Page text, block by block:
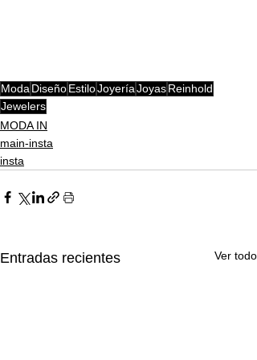
Moda DiseñoEstiloJoyeríaJoyasReinhold
Jewelers
MODA IN
main-insta
insta
Entradas recientes Ver todo